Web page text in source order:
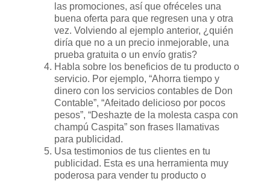
las promociones, así que ofréceles una
buena oferta para que regresen una y otra
vez. Volviendo al ejemplo anterior, ¿quién
diría que no a un precio inmejorable, una
prueba gratuita o un envío gratis?
Habla sobre los beneficios de tu producto o
servicio. Por ejemplo, “Ahorra tiempo y
dinero con los servicios contables de Don
Contable”, “Afeitado delicioso por pocos
pesos”, “Deshazte de la molesta caspa con
champú Caspita” son frases llamativas
para publicidad.
Usa testimonios de tus clientes en tu
publicidad. Esta es una herramienta muy
poderosa para vender tu producto o